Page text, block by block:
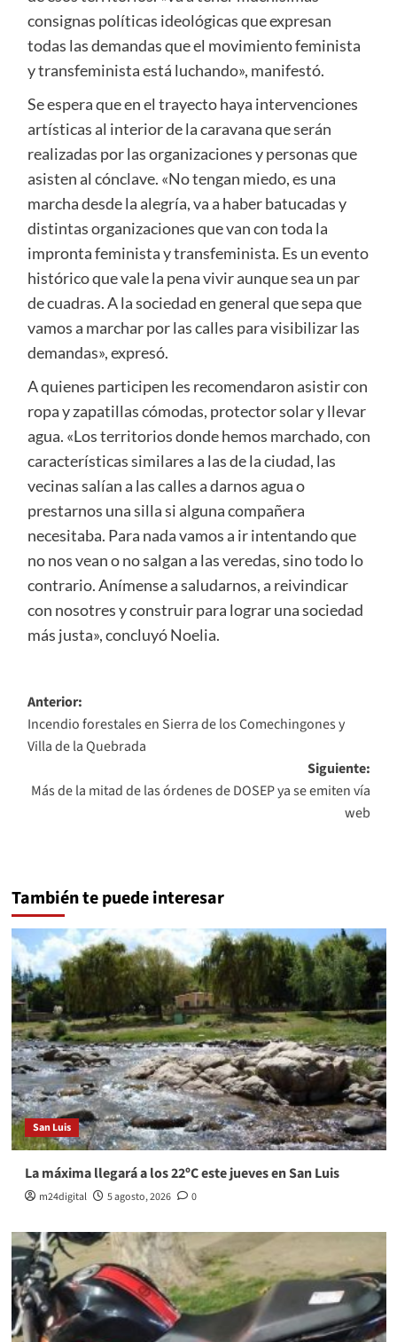
consignas políticas ideológicas que expresan
todas las demandas que el movimiento feminista
y transfeminista está luchando», manifestó.
Se espera que en el trayecto haya intervenciones
artísticas al interior de la caravana que serán
realizadas por las organizaciones y personas que
asisten al cónclave. «No tengan miedo, es una
marcha desde la alegría, va a haber batucadas y
distintas organizaciones que van con toda la
impronta feminista y transfeminista. Es un evento
histórico que vale la pena vivir aunque sea un par
de cuadras. A la sociedad en general que sepa que
vamos a marchar por las calles para visibilizar las
demandas», expresó.
A quienes participen les recomendaron asistir con
ropa y zapatillas cómodas, protector solar y llevar
agua. «Los territorios donde hemos marchado, con
características similares a las de la ciudad, las
vecinas salían a las calles a darnos agua o
prestarnos una silla si alguna compañera
necesitaba. Para nada vamos a ir intentando que
no nos vean o no salgan a las veredas, sino todo lo
contrario. Anímense a saludarnos, a reivindicar
con nosotres y construir para lograr una sociedad
más justa», concluyó Noelia.
Navegación
de
entradas
Anterior:
Incendio forestales en Sierra de los Comechingones y
Villa de la Quebrada
Siguiente:
Más de la mitad de las órdenes de DOSEP ya se emiten vía
web
También te puede interesar
San Luis
La máxima llegará a los 22ºC este jueves en San Luis
m24digital 5 agosto, 2026 0